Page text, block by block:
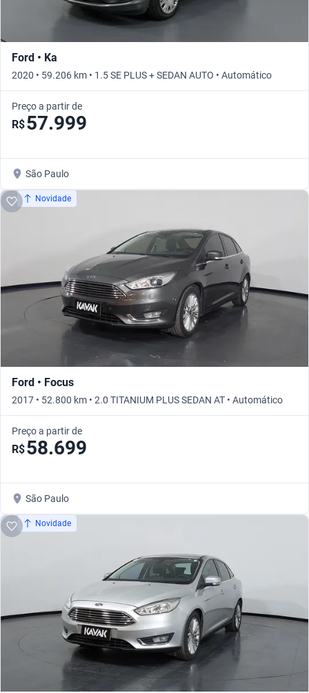
Ford • Ka
2020 • 59.206 km • 1.5 SE PLUS + SEDAN AUTO • Automático
Preço a partir de
R$57.999
São Paulo
Novidade
Ford • Focus
2017 • 52.800 km • 2.0 TITANIUM PLUS SEDAN AT • Automático
Preço a partir de
R$58.699
São Paulo
Novidade